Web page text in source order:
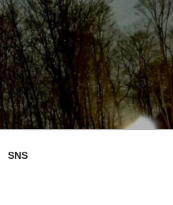
SNS